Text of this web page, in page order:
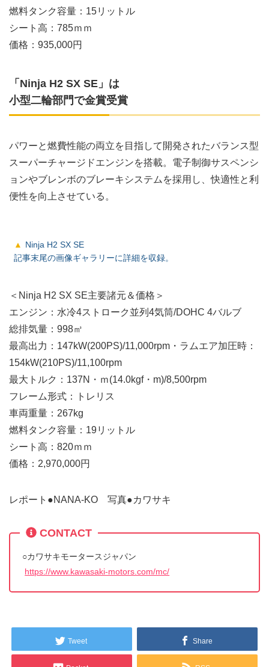
燃料タンク容量：15リットル
シート高：785ｍｍ
価格：935,000円
「Ninja H2 SX SE 」は
小型二輪部門で金賞受賞
パワーと燃費性能の両立を目指して開発されたバランス型
スーパーチャージドエンジンを搭載。電子制御サスペンシ
ョンやブレンボのブレーキシステムを採用し、快適性と利
便性を向上させている。
Ninja H2 SX SE
記事末尾の画像ギャラリーに詳細を収録。
＜Ninja H2 SX SE主要諸元＆価格＞
エンジン：水冷4ストローク並列4気筒/DOHC 4バルブ
総排気量：998㎥
最高出力：147kW(200PS)/11,000rpm・ラムエア加圧時：
154kW(210PS)/11,100rpm
最大トルク：137N・ｍ(14.0kgf・m)/8,500rpm
フレーム形式：トレリス
車両重量：267kg
燃料タンク容量：19リットル
シート高：820ｍｍ
価格：2,970,000円
レポート●NANA-KO 写真●カワサキ
CONTACT
○カワサキモータースジャパン
https://www.kawasaki-motors.com/mc/
Tweet Share